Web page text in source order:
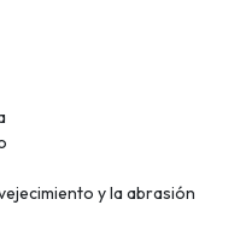
y la abrasión